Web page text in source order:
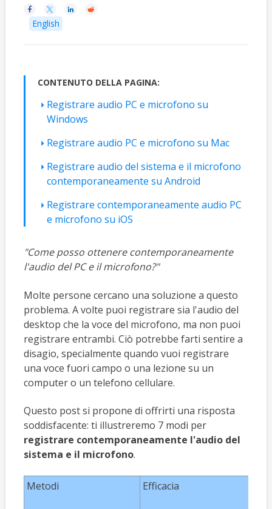
   
English
CONTENUTO DELLA PAGINA:
Registrare audio PC e microfono su
Windows
Registrare audio PC e microfono su Mac
Registrare audio del sistema e il microfono
contemporaneamente su Android
Registrare contemporaneamente audio PC
e microfono su iOS
"Come posso ottenere contemporaneamente
l'audio del PC e il microfono?"
Molte persone cercano una soluzione a questo
problema. A volte puoi registrare sia l'audio del
desktop che la voce del microfono, ma non puoi
registrare entrambi. Ciò potrebbe farti sentire a
disagio, specialmente quando vuoi registrare
una voce fuori campo o una lezione su un
computer o un telefono cellulare.
Questo post si propone di offrirti una risposta
soddisfacente: ti illustreremo 7 modi per
registrare contemporaneamente l'audio del
sistema e il microfono.
Metodi Efficacia